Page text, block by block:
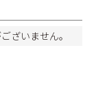
ざいません。